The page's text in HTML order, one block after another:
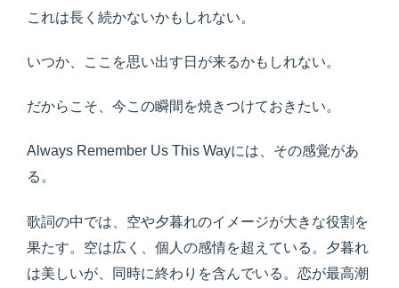
これは長く続かないかもしれない。
いつか、ここを思い出す日が来るかもしれない。
だからこそ、今この瞬間を焼きつけておきたい。
Always Remember Us This Wayには、その感覚があ
る。
歌詞の中では、空や夕暮れのイメージが大きな役割を
果たす。空は広く、個人の感情を超えている。夕暮れ
は美しいが、同時に終わりを含んでいる。恋が最高潮